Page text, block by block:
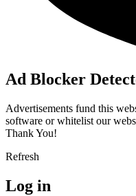
Ad Blocker
Advertisements fund this
software or whitelist our
Thank You!
Refresh
Log in